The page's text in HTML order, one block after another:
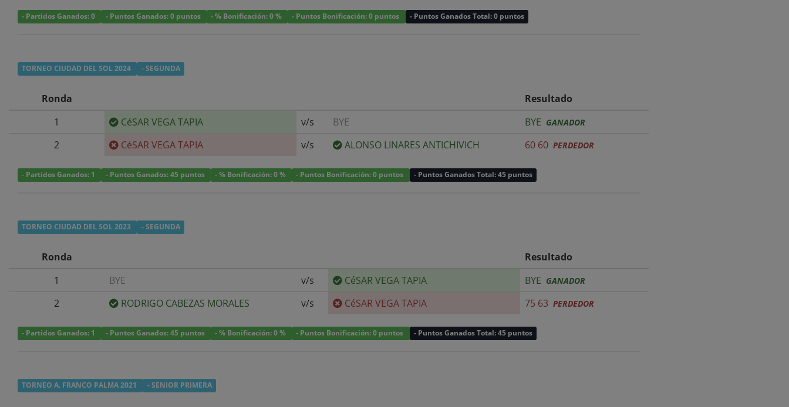
- Partidos Ganados: 0 - Puntos Ganados: 0 puntos - % Bonificación: 0 % - Puntos Bonificación: 0 puntos - Puntos Ganados Total: 0 puntos
TORNEO CIUDAD DEL SOL 2024 - SEGUNDA
Ronda
Resultado
1
CéSAR VEGA TAPIA v/s BYE BYE GANADOR
2 CéSAR VEGA TAPIA v/s ALONSO LINARES ANTICHIVICH 60 60 PERDEDOR
- Partidos Ganados: 1 - Puntos Ganados: 45 puntos - % Bonificación: 0 % - Puntos Bonificación: 0 puntos - Puntos Ganados Total: 45 puntos
TORNEO CIUDAD DEL SOL 2023 - SEGUNDA
Ronda
Resultado
1
BYE v/s CéSAR VEGA TAPIA BYE GANADOR
2 RODRIGO CABEZAS MORALES v/s CéSAR VEGA TAPIA 75 63 PERDEDOR
- Partidos Ganados: 1 - Puntos Ganados: 45 puntos - % Bonificación: 0 % - Puntos Bonificación: 0 puntos - Puntos Ganados Total: 45 puntos
TORNEO A. FRANCO PALMA 2021 - SENIOR PRIMERA